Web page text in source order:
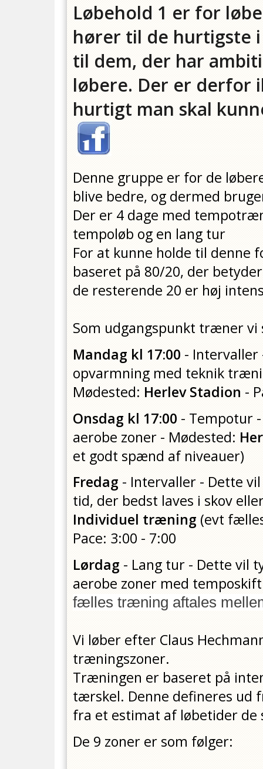
Løbehold 1 er for
hører til de hurtigste
til dem, der har
løbere. Der er derfor
hurtigt man skal
Denne gruppe er for de
blive bedre, og dermed
Der er 4 dage med
tempoløb og en lang tur
For at kunne holde til denne
baseret på 80/20, der
de resterende 20 er høj
Som udgangspunkt træner vi
Mandag kl 17:00 -
opvarmning med teknik
Mødested: Herlev Stadion -
Onsdag kl 17:00 - Tempotur
aerobe zoner - Mødested:
et godt spænd af niveauer)
Fredag - Intervaller - Dette
tid, der bedst laves i skov
Individuel træning (evt
Pace: 3:00 - 7:00
Lørdag - Lang tur - Dette vil
aerobe zoner med
fælles træning aftales
Vi løber efter Claus
træningszoner.
Træningen er baseret på
tærskel. Denne defineres ud
fra et estimat af løbetider de
De 9 zoner er som følger: